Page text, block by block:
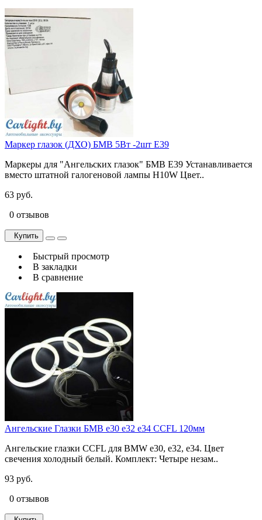
Маркер глазок (ДХО) БМВ 5Вт -2шт E39
Маркеры для "Ангельских глазок" БМВ E39 Устанавливается
вместо штатной галогеновой лампы H10W Цвет..
63 руб.
0 отзывов
Купить
Быстрый просмотр
В закладки
В сравнение
Ангельские Глазки БМВ e30 e32 e34 CCFL 120мм
Ангельские глазки CCFL для BMW e30, e32, e34. Цвет
свечения холодный белый. Комплект: Четыре незам..
93 руб.
0 отзывов